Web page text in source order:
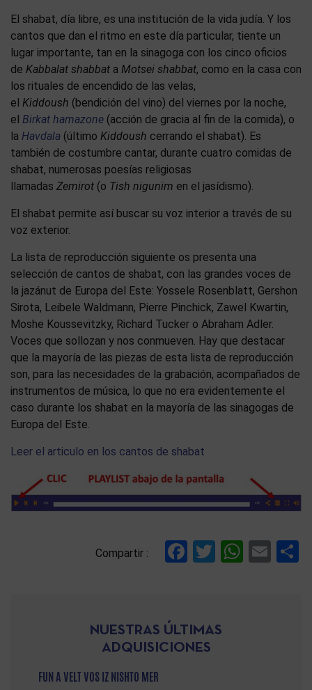
El shabat, día libre, es una institución de la vida judía. Y los
cantos que dan el ritmo en este día particular, tiente un
lugar importante, tan en la sinagoga con los cinco oficios
de Kabbalat shabbat a Motsei shabbat, como en la casa con
los rituales de encendido de las velas,
el Kiddoush (bendición del vino) del viernes por la noche,
el Birkat hamazone (acción de gracia al fin de la comida), o
la Havdala (último Kiddoush cerrando el shabat). Es
también de costumbre cantar, durante cuatro comidas de
shabat, numerosas poesías religiosas
llamadas Zemirot (o Tish nigunim en el jasídismo).
El shabat permite así buscar su voz interior a través de su
voz exterior.
La lista de reproducción siguiente os presenta una
selección de cantos de shabat, con las grandes voces de
la jazánut de Europa del Este: Yossele Rosenblatt, Gershon
Sirota, Leibele Waldmann, Pierre Pinchick, Zawel Kwartin,
Moshe Koussevitzky, Richard Tucker o Abraham Adler.
Voces que sollozan y nos conmueven. Hay que destacar
que la mayoría de las piezas de esta lista de reproducción
son, para las necesidades de la grabación, acompañados de
instrumentos de música, lo que no era evidentemente el
caso durante los shabat en la mayoría de las sinagogas de
Europa del Este.
Leer el articulo en los cantos de shabat
Compartir : Facebook
Twitter
NUESTRAS ÚLTIMAS
ADQUISICIONES
FUN A VELT VOS IZ NISHTO MER